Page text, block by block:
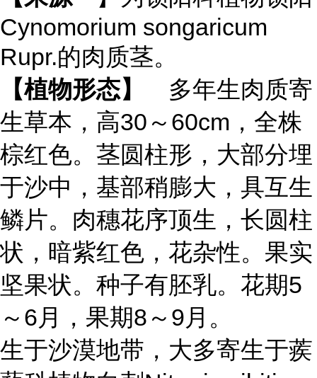
Cynomorium songaricum
Rupr.的肉质茎。
【植物形态】
多年生肉质寄
生草本，高30～60cm，全株
棕红色。茎圆柱形，大部分埋
于沙中，基部稍膨大，具互生
鳞片。肉穗花序顶生，长圆柱
状，暗紫红色，花杂性。果实
坚果状。种子有胚乳。花期5
～6月，果期8～9月。
生于沙漠地带，大多寄生于蒺